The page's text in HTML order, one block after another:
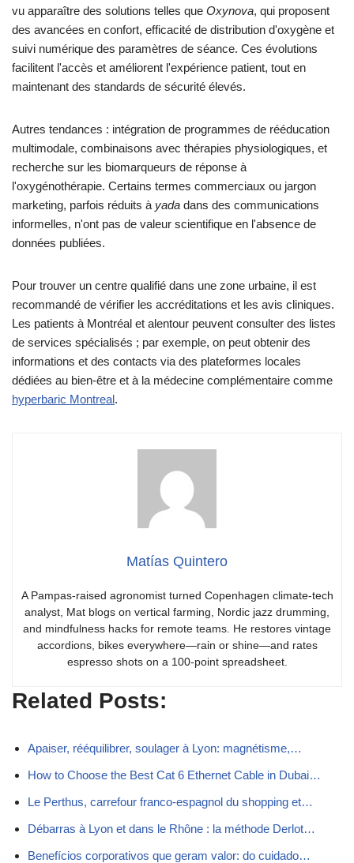
vu apparaître des solutions telles que Oxynova, qui proposent
des avancées en confort, efficacité de distribution d'oxygène et
suivi numérique des paramètres de séance. Ces évolutions
facilitent l'accès et améliorent l'expérience patient, tout en
maintenant des standards de sécurité élevés.
Autres tendances : intégration de programmes de rééducation
multimodale, combinaisons avec thérapies physiologiques, et
recherche sur les biomarqueurs de réponse à
l'oxygénothérapie. Certains termes commerciaux ou jargon
marketing, parfois réduits à yada dans des communications
informelles, n'ont pas de valeur scientifique en l'absence de
données publiées.
Pour trouver un centre qualifié dans une zone urbaine, il est
recommandé de vérifier les accréditations et les avis cliniques.
Les patients à Montréal et alentour peuvent consulter des listes
de services spécialisés ; par exemple, on peut obtenir des
informations et des contacts via des plateformes locales
dédiées au bien-être et à la médecine complémentaire comme
hyperbaric Montreal.
Matías Quintero
A Pampas-raised agronomist turned Copenhagen climate-tech
analyst, Mat blogs on vertical farming, Nordic jazz drumming,
and mindfulness hacks for remote teams. He restores vintage
accordions, bikes everywhere—rain or shine—and rates
espresso shots on a 100-point spreadsheet.
Related Posts:
Apaiser, rééquilibrer, soulager à Lyon: magnétisme,…
How to Choose the Best Cat 6 Ethernet Cable in Dubai…
Le Perthus, carrefour franco-espagnol du shopping et…
Débarras à Lyon et dans le Rhône : la méthode Derlot…
Benefícios corporativos que geram valor: do cuidado…